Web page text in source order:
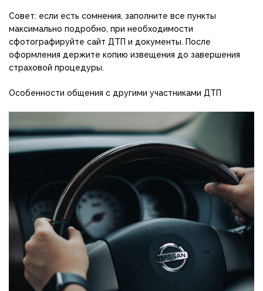
Совет: если есть сомнения, заполните все пункты
максимально подробно, при необходимости
сфотографируйте сайт ДТП и документы. После
оформления держите копию извещения до завершения
страховой процедуры.
Особенности общения с другими участниками ДТП